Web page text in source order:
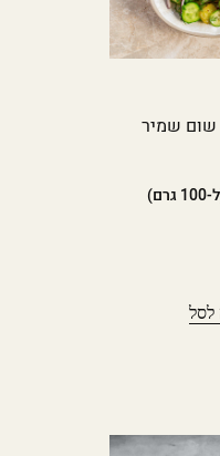
שום שמיר
גרם)
לסל